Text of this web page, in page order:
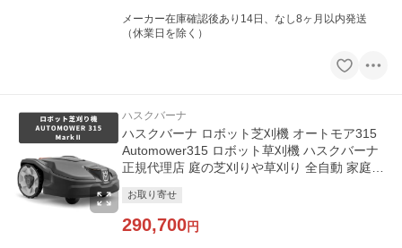
メーカー在庫確認後あり14日、なし8ヶ月以内発送
（休業日を除く）
ハスクバーナ
ハスクバーナ ロボット芝刈機 オートモア315
Automower315 ロボット草刈機 ハスクバーナ
正規代理店 庭の芝刈りや草刈り 全自動 家庭用
お取り寄せ
290,700円